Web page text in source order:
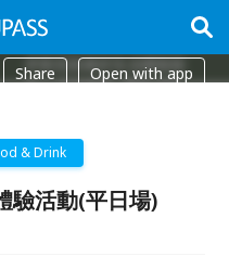
Share Open with app
& Drink
驗活動(平日場)